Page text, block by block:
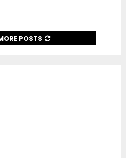
POSTS